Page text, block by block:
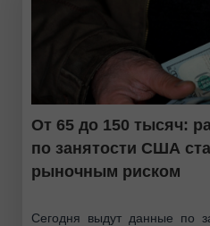
От 65 до 150 тысяч:
по занятости США
рыночным риском
Сегодня выдут данные по